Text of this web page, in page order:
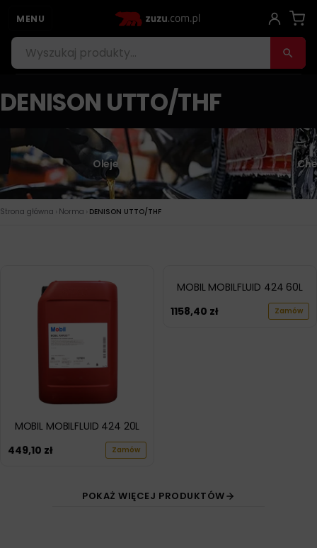
MENU
DENISON UTTO/THF
Oleje
Strona główna › Norma › DENISON UTTO/THF
MOBIL MOBILFLUID 424 20L
449,10 zł Zamów
MOBIL MOBILFLUID 424 60L
1158,40 zł Zamów
POKAŻ WIĘCEJ PRODUKTÓW